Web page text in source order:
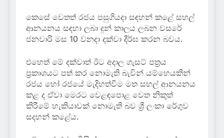
කෙසේ වෙතත් රජය පසුගියදා සඳහන් කළේ සහල්
ආනයනය සඳහා ලබා දුන් කාලය ලබන වසරේ
ජනවාරි මස 10 වනදා දක්වා දීර්ඝ කරන බවය.
එහෙත් මේ දක්වාත් ඊට අදාල ගැසට් පත්‍රය
ප්‍රකාශයට පත් කර නොමැති බැවින් යම්හෙයකින්
රජය හෝ රජයේ මැදිහත්වීම මත සහල් ආනයනය
කළ ද ඒවා මෙරට වෙළඳපොළ වෙත නිකුත්
කිරීමේ හැකියාවක් නොමැති බව ශ්‍රී ලංකා රේගුව
සදහන් කළේය.